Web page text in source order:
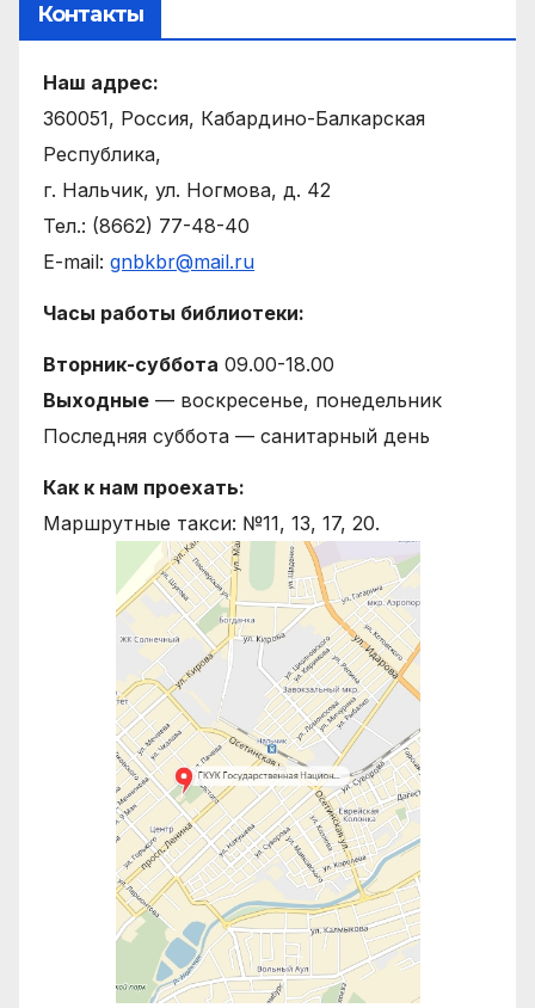
Контакты
Наш адрес:
360051, Россия, Кабардино-Балкарская
Республика,
г. Нальчик, ул. Ногмова, д. 42
Тел.: (8662) 77-48-40
E-mail: gnbkbr@mail.ru
Часы работы библиотеки:
Вторник-суббота 09.00-18.00
Выходные — воскресенье, понедельник
Последняя суббота — санитарный день
Как к нам проехать:
Маршрутные такси: №11, 13, 17, 20.